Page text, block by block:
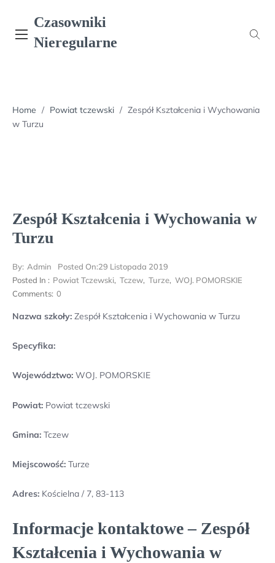
content
Czasowniki
Nieregularne
Home / Powiat tczewski / Zespół Kształcenia i Wychowania
w Turzu
Zespół Kształcenia i Wychowania w
Turzu
By: Admin Posted On:29 Listopada 2019
Posted In : Powiat Tczewski, Tczew, Turze, WOJ. POMORSKIE
Comments: 0
Nazwa szkoły: Zespół Kształcenia i Wychowania w Turzu
Specyfika:
Województwo: WOJ. POMORSKIE
Powiat: Powiat tczewski
Gmina: Tczew
Miejscowość: Turze
Adres: Kościelna / 7, 83-113
Informacje kontaktowe – Zespół
Kształcenia i Wychowania w